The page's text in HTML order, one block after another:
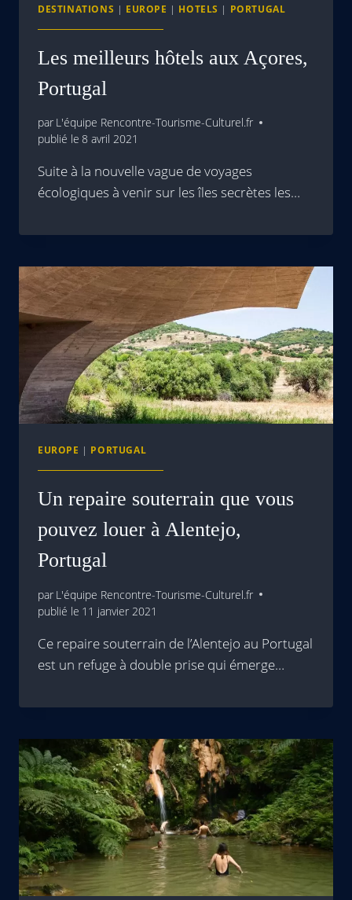
DESTINATIONS | EUROPE | HOTELS | PORTUGAL
Les meilleurs hôtels aux Açores,
Portugal
par L'équipe Rencontre-Tourisme-Culturel.fr
publié le 8 avril 2021
Suite à la nouvelle vague de voyages
écologiques à venir sur les îles secrètes les…
EUROPE | PORTUGAL
Un repaire souterrain que vous
pouvez louer à Alentejo,
Portugal
par L'équipe Rencontre-Tourisme-Culturel.fr
publié le 11 janvier 2021
Ce repaire souterrain de l’Alentejo au Portugal
est un refuge à double prise qui émerge…